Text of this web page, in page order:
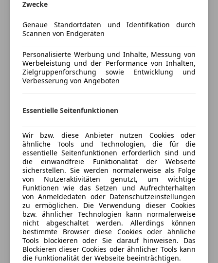
Bluetooth
Induktionsladen für Smartphones
MP3
Radio
W-Lan / Wifi Hotspot
Sicherheit
ABS
Abstandstempomat
Abstandswarner
Alarmanlage
Beifahrerairbag
Blendfreies Fernlicht
ESP
Fahrerairbag
Fernlichtassistent
Geschwindigkeits-begrenzungsanlage
Comfort-Paket
Dienst)
Sportpaket
Antrieb, Fahrwerk
Adaptives M Fahrwerk
Sport-Automatic Getriebe mit Doppelkupplung
Umwelt, Sicherheit
Abgasnorm EU6 RDE II
Aktiver Fussgängerschutz
Diebstahl-Warnanlage mit Innenraumabsicherung
Fahrassistenz-System: Fernlichtassistent
Innenspiegel mit Abblendautomatik
Notbremsassistent
Reifen Druck Control
Rekuperationssystem
Scheinwerfer LED mit adaptiver Lichtverteilung
Warndreieck
Mehr anzeigen
Versicherung
Kfz-Versicherung
Versicherungsschutz an Ihre Bedürfnisse
anpassen
Freischaden-Gutschein ab Stufe 0
Auto einfach online versichern & Rabatt holen
Jetzt berechnen
Zwecke
Genaue Standortdaten und Identifikation durch
Scannen von Endgeräten
Personalisierte Werbung und Inhalte, Messung von
Werbeleistung und der Performance von Inhalten,
Zielgruppenforschung sowie Entwicklung und
Verbesserung von Angeboten
Essentielle Seitenfunktionen
Wir bzw. diese Anbieter nutzen Cookies oder
ähnliche Tools und Technologien, die für die
essentielle Seitenfunktionen erforderlich sind und
die einwandfreie Funktionalität der Webseite
sicherstellen. Sie werden normalerweise als Folge
von Nutzeraktivitäten genutzt, um wichtige
Funktionen wie das Setzen und Aufrechterhalten
von Anmeldedaten oder Datenschutzeinstellungen
zu ermöglichen. Die Verwendung dieser Cookies
bzw. ähnlicher Technologien kann normalerweise
nicht abgeschaltet werden. Allerdings können
bestimmte Browser diese Cookies oder ähnliche
Tools blockieren oder Sie darauf hinweisen. Das
Blockieren dieser Cookies oder ähnlicher Tools kann
die Funktionalität der Webseite beeinträchtigen.